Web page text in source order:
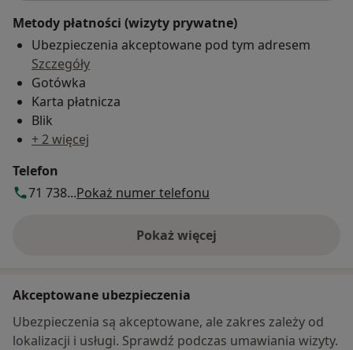
Metody płatności (wizyty prywatne)
Ubezpieczenia akceptowane pod tym adresem
Szczegóły
Gotówka
Karta płatnicza
Blik
+ 2 więcej
Telefon
71 738...Pokaż numer telefonu
Pokaż więcej
o adresie
Akceptowane ubezpieczenia
Ubezpieczenia są akceptowane, ale zakres zależy od
lokalizacji i usługi. Sprawdź podczas umawiania wizyty.